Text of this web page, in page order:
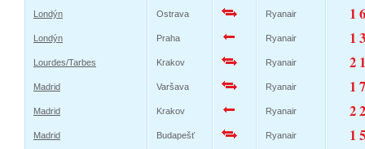
Londýn Ostrava Ryanair 1
Londýn Praha Ryanair 1
Lourdes/Tarbes Krakov Ryanair 2
Madrid Varšava Ryanair 1
Madrid Krakov Ryanair 2
Madrid Budapešť Ryanair 1